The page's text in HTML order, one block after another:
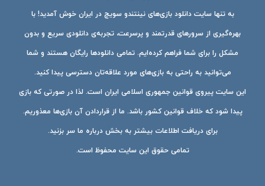
به تنها سایت دانلود بازی‌های نینتندو سویچ در ایران خوش آمدید! با
بهره‌گیری از سرورهای قدرتمند و پرسرعت، تجربه‌ی دانلودی سریع و بدون
مشکل را برای شما فراهم کرده‌ایم. تمامی دانلودها رایگان هستند و شما
می‌توانید به راحتی به بازی‌های مورد علاقه‌تان دسترسی پیدا کنید.
این سایت پیروی قوانین جمهوری اسلامی ایران است. لذا در صورتی که بازی
پیدا شود که خلاف قوانین کشور باشد. ما از قراردادن آن بازی‌ها معذوریم.
برای دریافت اطلاعات بیشتر به بخش درباره ما سر بزنید.
تمامی حقوق این سایت محفوظ است.